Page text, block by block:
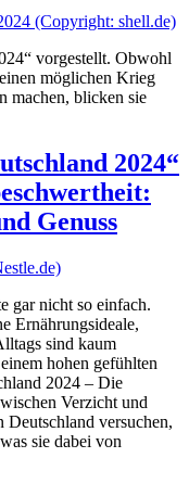
vorgestellt. Obwohl
möglichen Krieg
machen, blicken sie
2024“
Genuss
gar nicht so einfach.
Ernährungsideale,
sind kaum
hohen gefühlten
2024 – Die
Verzicht und
versuchen,
sie dabei von